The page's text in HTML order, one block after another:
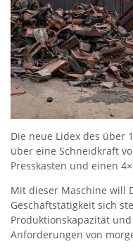
Die neue Lidex des über
über eine Schneidkraft
Presskasten und einen
Mit dieser Maschine will
Geschäftstätigkeit sich
Produktionskapazität
Anforderungen von